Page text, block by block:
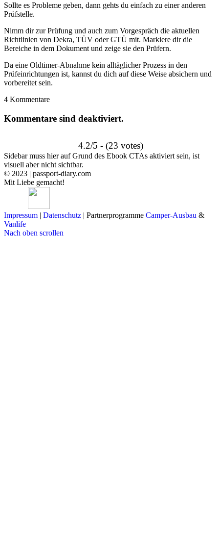
Sollte es Probleme geben, dann gehts du einfach zu einer anderen
Prüfstelle.
Nimm dir zur Prüfung und auch zum Vorgespräch die aktuellen
Richtlinien von Dekra, TÜV oder GTÜ mit. Markiere dir die
Bereiche in dem Dokument und zeige sie den Prüfern.
Da eine Oldtimer-Abnahme kein alltäglicher Prozess in den
Prüfeinrichtungen ist, kannst du dich auf diese Weise absichern und
vorbereitet sein.
4 Kommentare
Kommentare sind deaktiviert.
4.2/5 - (23 votes)
Sidebar muss hier auf Grund des Ebook CTAs aktiviert sein, ist
visuell aber nicht sichtbar.
© 2023 | passport-diary.com
Mit Liebe gemacht!
Impressum | Datenschutz | Partnerprogramme Camper-Ausbau &
Vanlife
Nach oben scrollen